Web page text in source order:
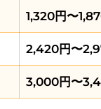
1,320円〜
2,420円〜
3,000円〜